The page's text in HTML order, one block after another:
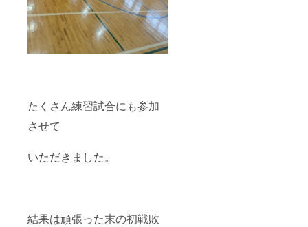
たくさん練習試合にも参加
させて
いただきました。
結果は頑張った末の初戦敗